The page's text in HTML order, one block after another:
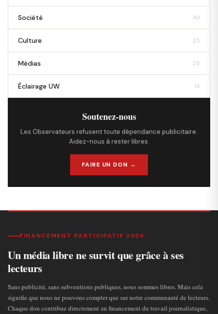
Société 43
Culture 25
Médias 25
Éclairage UW 14
Soutenez-nous
Les Observateurs refusent toute dépendance publicitaire.
Aidez-nous à rester libres.
FAIRE UN DON →
FINANCEMENT PARTICIPATIF 2026
Un média libre ne survit que grâce à ses
lecteurs
Sans publicité, sans subventions publiques, nous sommes libres. Mais cela
signifie que nous ne pouvons compter que sur notre communauté de lecteurs.
Chaque don contribue directement au financement du travail journalistique,